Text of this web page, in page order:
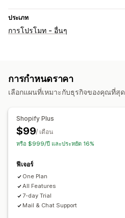
ประเภท
การโปรโมท - อื่นๆ
การกำหนดราคา
เลือกแผนที่เหมาะกับธุรกิจของคุณที่สุด
Shopify Plus
$99/ เดือน
หรือ $999/ปี และประหยัด 16%
ฟีเจอร์
One Plan
All Features
7-day Trial
Mail & Chat Support